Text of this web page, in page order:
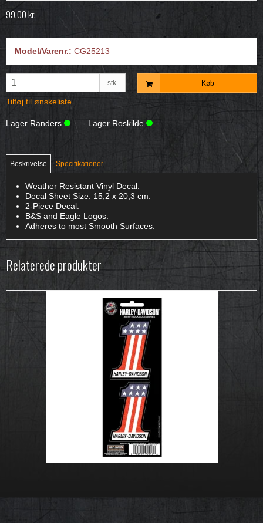
99,00 kr.
Model/Varenr.: CG25213
stk. Køb
Tilføj til ønskeliste
Lager Randers Lager Roskilde
Beskrivelse Specifikationer
Weather Resistant Vinyl Decal.
Decal Sheet Size: 15,2 x 20,3 cm.
2-Piece Decal.
B&S and Eagle Logos.
Adheres to most Smooth Surfaces.
Relaterede produkter